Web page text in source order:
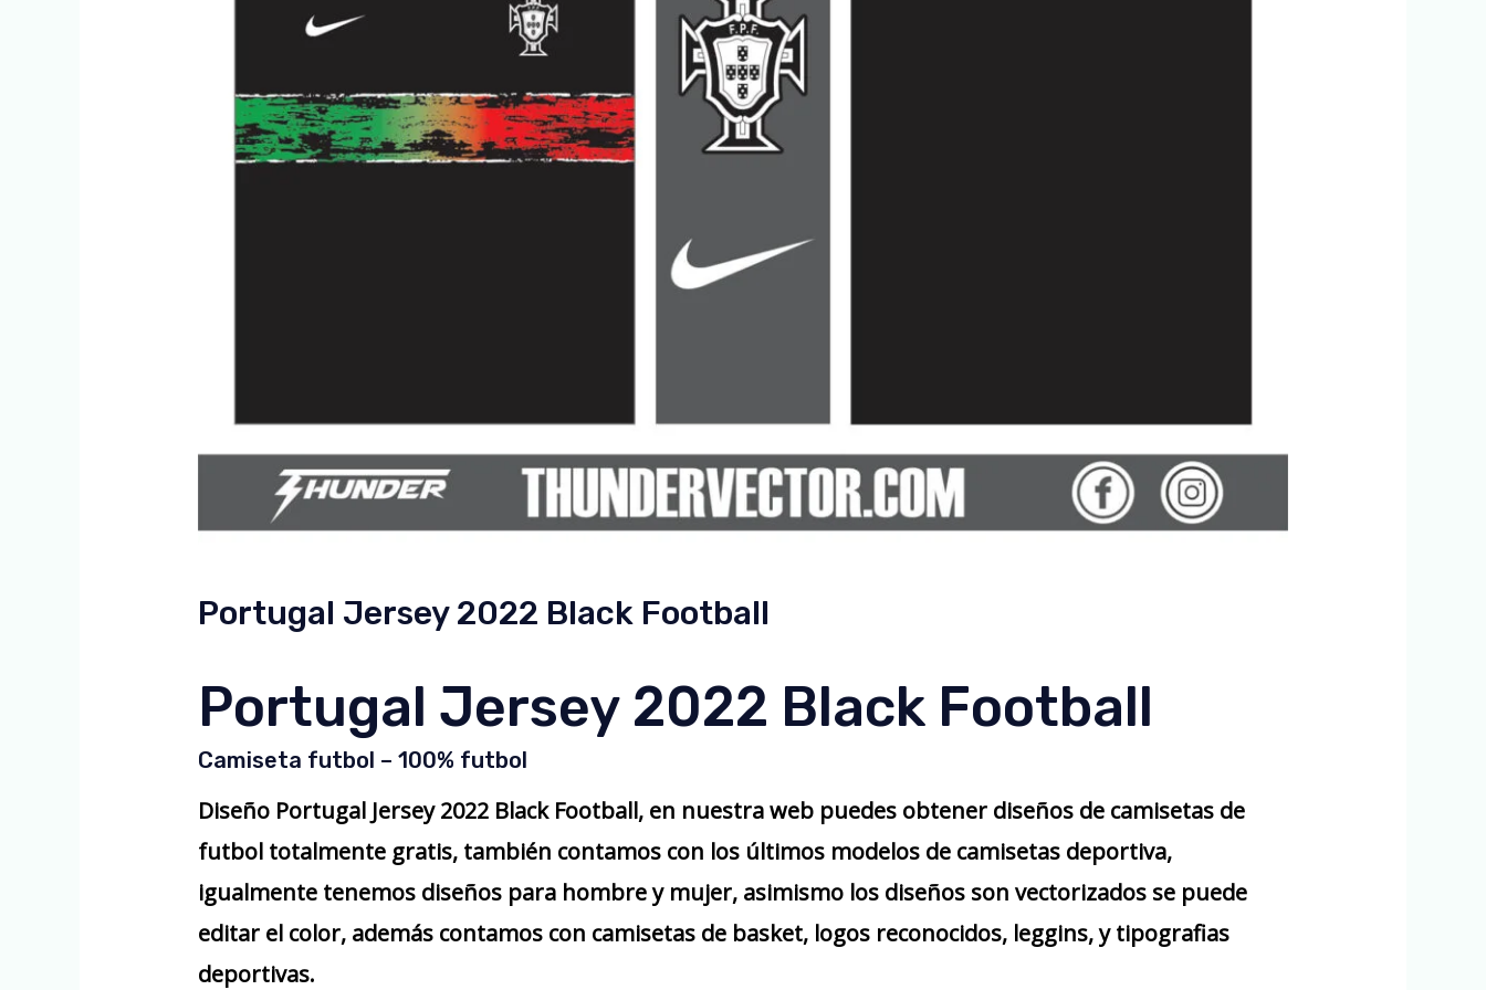
Portugal Jersey 2022 Black Football
Portugal Jersey 2022 Black Football
Camiseta futbol – 100% futbol
Diseño Portugal Jersey 2022 Black Football, en nuestra web puedes obtener diseños de camisetas de
futbol totalmente gratis, también contamos con los últimos modelos de camisetas deportiva,
igualmente tenemos diseños para hombre y mujer, asimismo los diseños son vectorizados se puede
editar el color, además contamos con camisetas de basket, logos reconocidos, leggins, y tipografias
deportivas.